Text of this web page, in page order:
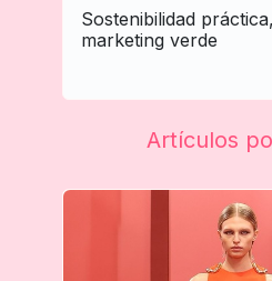
Sostenibilidad
marketing verde
Artículos